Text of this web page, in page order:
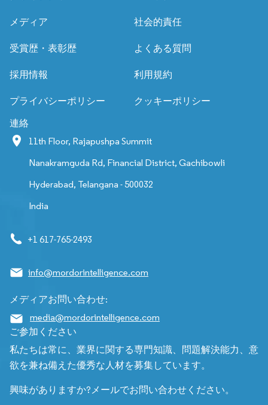
メディア 社会的責任
受賞歴・表彰歴 よくある質問
採用情報 利用規約
プライバシーポリシー クッキーポリシー
連絡
11th Floor, Rajapushpa Summit
Nanakramguda Rd, Financial District, Gachibowli
Hyderabad, Telangana - 500032
India
+1 617-765-2493
info@mordorintelligence.com
メディアお問い合わせ:
media@mordorintelligence.com
ご参加ください
私たちは常に、業界に関する専門知識、問題解決能力、意
欲を兼ね備えた優秀な人材を募集しています。
興味がありますか?メールでお問い合わせください。